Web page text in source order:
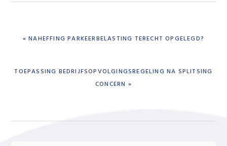
PREVIOUS
« NAHEFFING PARKEERBELASTING TERECHT OPGELEGD?
NEXT
TOEPASSING BEDRIJFSOPVOLGINGSREGELING NA SPLITSING
CONCERN »